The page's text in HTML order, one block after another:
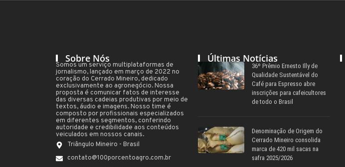
Sobre Nós
Somos um serviço multiplataformas de
jornalismo, lançado em março de 2022 no
coração do Cerrado Mineiro, dedicado
exclusivamente ao agronegócio. Nossa
proposta é comunicar fatos de interesse
das diversas cadeias produtivas por meio de
textos, áudio e imagens. Nosso time é
composto por profissionais especializados
em diferentes segmentos, conferindo
autoridade e credibilidade aos conteúdos
veiculados em nossos canais.
Triângulo Mineiro - Brasil
contato@100porcentoagro.com.br
Últimas Notícias
36º Prêmio Ernesto Illy de
Qualidade Sustentável do
Café para Espresso abre
inscrições para cafeicultores
de todo o Brasil
Denominação de Origem do
Cerrado Mineiro consolida
marca de 420 mil sacas na
safra 2025/2026